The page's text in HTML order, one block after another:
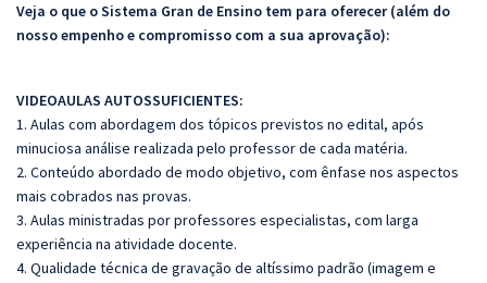
Veja o que o Sistema Gran de Ensino tem para oferecer (além do
nosso empenho e compromisso com a sua aprovação):
VIDEOAULAS AUTOSSUFICIENTES:
1. Aulas com abordagem dos tópicos previstos no edital, após
minuciosa análise realizada pelo professor de cada matéria.
2. Conteúdo abordado de modo objetivo, com ênfase nos aspectos
mais cobrados nas provas.
3. Aulas ministradas por professores especialistas, com larga
experiência na atividade docente.
4. Qualidade técnica de gravação de altíssimo padrão (imagem e